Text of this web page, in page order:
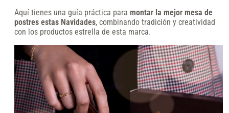
Aquí tienes una guía práctica para montar la mejor mesa de
postres estas Navidades, combinando tradición y creatividad
con los productos estrella de esta marca.